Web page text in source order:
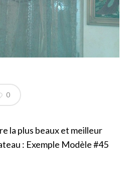
0
la plus beaux et meilleur
: Exemple Modèle #45